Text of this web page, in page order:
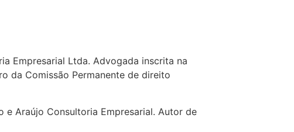
Empresarial Ltda. Advogada inscrita na
da Comissão Permanente de direito
e Araújo Consultoria Empresarial. Autor de